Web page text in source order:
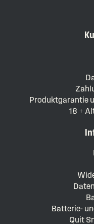
Produktgarantie
18 +
Batterie-
Quit